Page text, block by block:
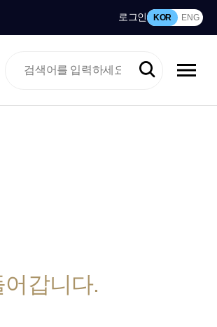
로그인 KOR ENG
갑니다.